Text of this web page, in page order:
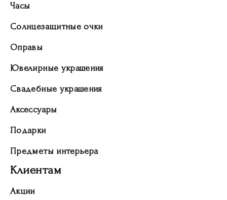
Часы
Солнцезащитные очки
Оправы
Ювелирные украшения
Свадебные украшения
Аксессуары
Подарки
Предметы интерьера
Клиентам
Акции